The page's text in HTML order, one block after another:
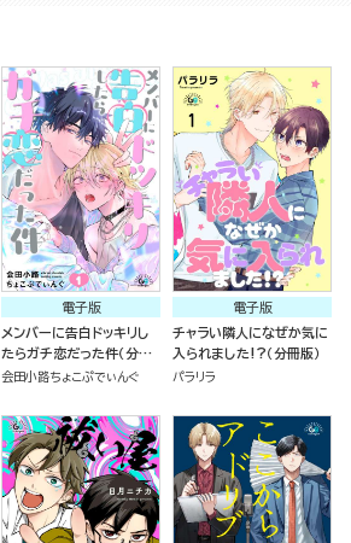
電子版
メンバーに告白ドッキリし
たらガチ恋だった件（分冊
版）
会田小路ちょこぷでぃんぐ
電子版
チャラい隣人になぜか気に
入られました!?（分冊版）
パラリラ